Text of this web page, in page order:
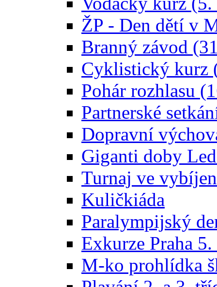
ŽP - Den dětí v
Branný závod
Cyklistický kurz
Pohár rozhlasu
Partnerské
Dopravní
Giganti doby
Turnaj ve
Kuličkiáda
Paralympijský
Exkurze Praha
M-ko prohlídka